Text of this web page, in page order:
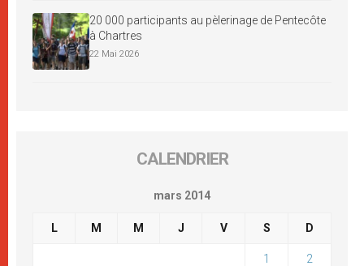
20 000 participants au pèlerinage de Pentecôte
à Chartres
22 Mai 2026
CALENDRIER
mars 2014
L M M J V S D
1 2